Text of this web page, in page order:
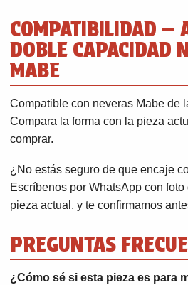
COMPATIBILIDAD —
DOBLE CAPACIDAD
MABE
Compatible con neveras Mabe de
Compara la forma con la pieza
comprar.
¿No estás seguro de que encaje
Escríbenos por WhatsApp con
pieza actual, y te confirmamos
PREGUNTAS
¿Cómo sé si esta pieza es para